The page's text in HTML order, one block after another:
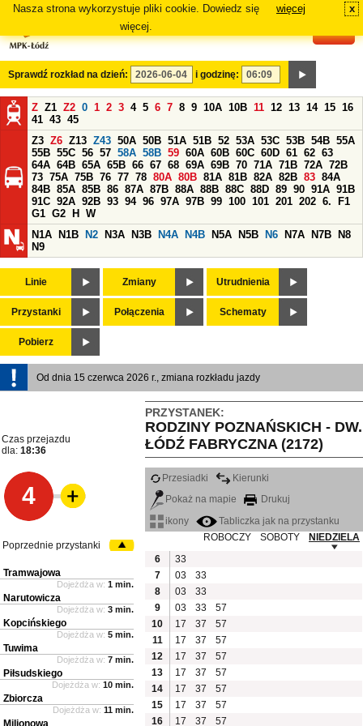
Nasza strona wykorzystuje pliki cookie. Dowiedz się
więcej.
więcej x
Sprawdź rozkład na dzień: i godzinę:
Z Z1 Z2 0 1 2 3 4 5 6 7 8 9 10A 10B 11 12 13 14 15 16
41 43 45
Z3 Z6 Z13 Z43 50A 50B 51A 51B 52 53A 53C 53B 54B 55A
55B 55C 56 57 58A 58B 59 60A 60B 60C 60D 61 62 63
64A 64B 65A 65B 66 67 68 69A 69B 70 71A 71B 72A 72B
73 75A 75B 76 77 78 80A 80B 81A 81B 82A 82B 83 84A
84B 85A 85B 86 87A 87B 88A 88B 88C 88D 89 90 91A 91B
91C 92A 92B 93 94 96 97A 97B 99 100 101 201 202 6.
F1
G1 G2 H
W
N1A
N1B N2 N3A N3B N4A N4B N5A N5B N6 N7A N7B
N8
N9
Linie Zmiany Utrudnienia
Przystanki Połączenia Schematy
Pobierz
Od dnia 15 czerwca 2026 r., zmiana rozkładu jazdy
PRZYSTANEK:
RODZINY POZNAŃSKICH - DW.
ŁÓDŹ FABRYCZNA (2172)
Czas przejazdu
dla: 18:36
4
Przesiadki
Kierunki
Pokaż na mapie
Drukuj
ikony
Tabliczka jak na przystanku
ROBOCZY
SOBOTY
NIEDZIELA
6
33
7
03
33
8
03
33
9
03 33
57
10
17 37
57
11
17 37
57
12
17 37
57
13
17 37
57
14
17 37
57
15
17 37
57
16
17 37 57
Poprzednie przystanki
Tramwajowa
Dojeżdża w: 1 min.
Narutowicza
Dojeżdża w: 3 min.
Kopcińskiego
Dojeżdża w: 5 min.
Tuwima
Dojeżdża w: 7 min.
Piłsudskiego
Dojeżdża w: 10 min.
Zbiorcza
Dojeżdża w: 11 min.
Milionowa